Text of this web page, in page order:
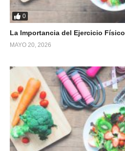
0
La Importancia del Ejercicio Físico
MAYO 20, 2026